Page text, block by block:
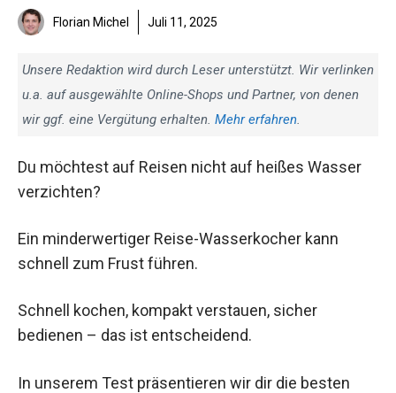
Florian Michel Juli 11, 2025
Unsere Redaktion wird durch Leser unterstützt. Wir verlinken
u.a. auf ausgewählte Online-Shops und Partner, von denen
wir ggf. eine Vergütung erhalten. Mehr erfahren.
Du möchtest auf Reisen nicht auf heißes Wasser
verzichten?
Ein minderwertiger Reise-Wasserkocher kann
schnell zum Frust führen.
Schnell kochen, kompakt verstauen, sicher
bedienen – das ist entscheidend.
In unserem Test präsentieren wir dir die besten